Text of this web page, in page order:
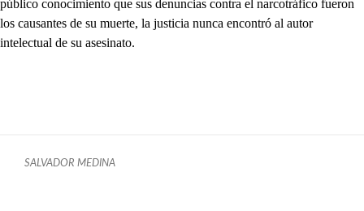
público conocimiento que sus denuncias contra el narcotráfico fueron
los causantes de su muerte, la justicia nunca encontró al autor
intelectual de su asesinato.
SALVADOR MEDINA